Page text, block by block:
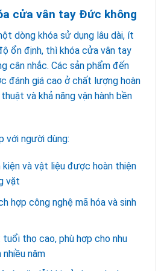
cửa vân tay Đức không
dòng khóa sử dụng lâu dài, ít
ổn định, thì khóa cửa vân tay
cân nhắc. Các sản phẩm đến
đánh giá cao ở chất lượng hoàn
và khả năng vận hành bền
với người dùng:
kiện và vật liệu được hoàn thiện
vặt
hợp công nghệ mã hóa và sinh
tuổi thọ cao, phù hợp cho nhu
năm